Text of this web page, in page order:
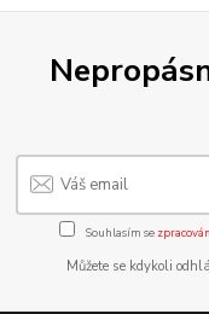
Souhlasím se
Můžete se kdykoli